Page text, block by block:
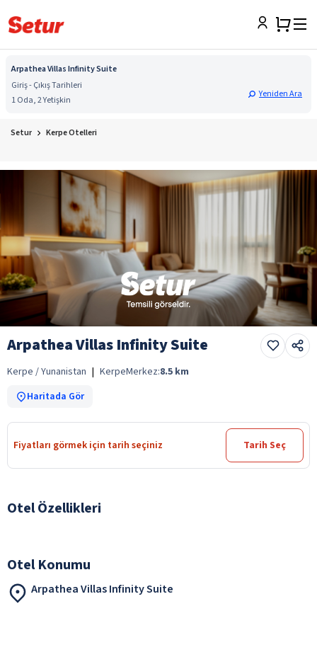
Arpathea Villas Infinity Suite
Giriş - Çıkış Tarihleri
1 Oda, 2 Yetişkin
Yeniden Ara
Setur Kerpe Otelleri
Arpathea Villas Infinity Suite
Kerpe / Yunanistan | KerpeMerkez:8.5 km
Haritada Gör
Fiyatları görmek için tarih seçiniz Tarih Seç
Otel Özellikleri
Otel Konumu
Arpathea Villas Infinity Suite